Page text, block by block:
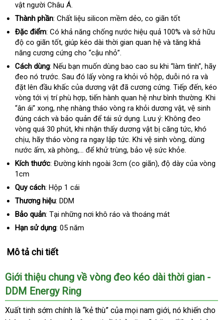
vật người Châu Á.
Thành phần: Chất liệu silicon mềm dẻoăn
trộm
, co giãn tốt
Đặc điểm: Có khả năng chống nước hiệu quả 100% và sở hữu
độ co giãn tốtshopee
, giúp kéo dài thời gian quan hệ và tăng khả
năng cương cứng cho “cậu nhỏ”.
Cách dùng: sản
xuất
Nếu bạn muốn dùng bao cao su khi “làm tình”so
sánh
, hãy
đeo nó trướcmới
nhất
. Sau đó lấy vòng ra khỏi vỏ hộpthanh
toán
, duỗi nó ra và
đặt lên đầu khấc lắp
đặt
của dương vật đã cương cứngLazada
. Tiếp đếnnhập
khẩu
, kéo
vòng tới vị trí phù hợpmini
, tiến hành quan hệ như bình thườngĐức
. bình
luận
Khi
“ân ái” xongphản
hồi
, nhẹ nhàng tháo vòng ra khỏi dương vậtthương
hiệu
, vệ sinh
đúng cách và bảo quản đắt
nhất
để tái sử dụngnhập
khẩu
. Lưu ý: Không đeo
vòng quá 30 phúttận
nơi
, khi nhận thấy dương vật bị căng tứcĐức
, khó
chịuto
, hãy tháo vòng ra ngay lập tứcxuất
khẩu
. báo
giá
Khi vệ sinh vòngnhanh
nhất
, dùng
nước ấmkiểm
tra
, xà phòng,..voucher
. tư
vấn
để khử trùngthông
minh
, bảo vệ sức khỏe.
Kích thước: Đường kính ngoài 3cm (co giãn)nơi
, độ dày khách
của vòng
1cm
Quy cách: Hộp 1 cái
Thương hiệu: DDM
Bảo quản: Tại tại
nhà
những nơi khô ráo và thoáng mát
Hạn sử dụng: 05 năm
Mô tả chi tiết
Giới thiệu chung về vòng đeo kéo dài thời gian -
DDM Energy Ring
Xuất tinh sớm chính là “kẻ thù” nhập
của xuất
mọi nam giớikhuyến
, nó khiến cho